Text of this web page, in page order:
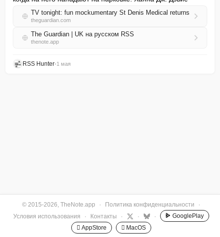
TV tonight: fun mockumentary St Denis Medical returns
theguardian.com
The Guardian | UK на русском RSS
thenote.app
RSS Hunter•1 мая
© 2015-2026, TheNote.app · Политика конфиденциальности
·
Условия использования
· Контакты · · ·
GooglePlay
 AppStore
 MacOS